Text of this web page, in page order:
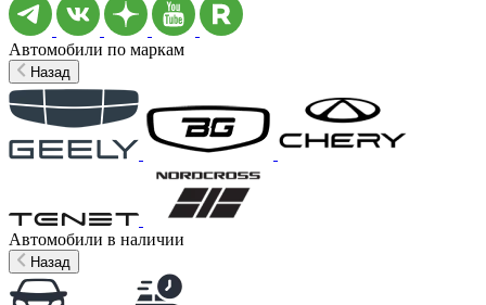
Автомобили по маркам
Назад
Автомобили в наличии
Назад